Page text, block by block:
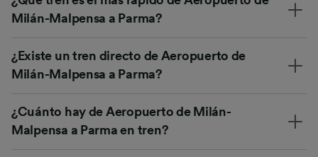
Milán-Malpensa a Parma?
¿Existe un tren directo de Aeropuerto de
Milán-Malpensa a Parma?
¿Cuánto hay de Aeropuerto de Milán-
Malpensa a Parma en tren?